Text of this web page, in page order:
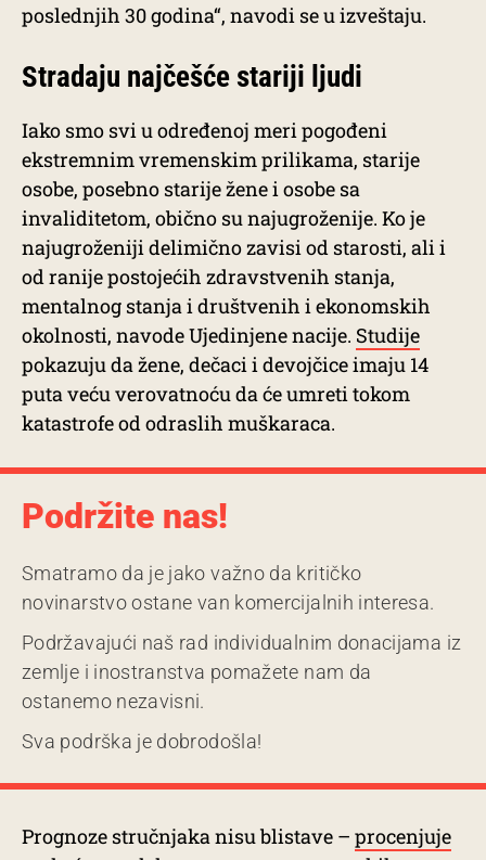
poslednjih 30 godina“, navodi se u izveštaju.
Stradaju najčešće stariji ljudi
Iako smo svi u određenoj meri pogođeni
ekstremnim vremenskim prilikama, starije
osobe, posebno starije žene i osobe sa
invaliditetom, obično su najugroženije. Ko je
najugroženiji delimično zavisi od starosti, ali i
od ranije postojećih zdravstvenih stanja,
mentalnog stanja i društvenih i ekonomskih
okolnosti, navode Ujedinjene nacije. Studije
pokazuju da žene, dečaci i devojčice imaju 14
puta veću verovatnoću da će umreti tokom
katastrofe od odraslih muškaraca.
Podržite nas!
Smatramo da je jako važno da kritičko
novinarstvo ostane van komercijalnih interesa.
Podržavajući naš rad individualnim donacijama iz
zemlje i inostranstva pomažete nam da
ostanemo nezavisni.
Sva podrška je dobrodošla!
Prognoze stručnjaka nisu blistave – procenjuje